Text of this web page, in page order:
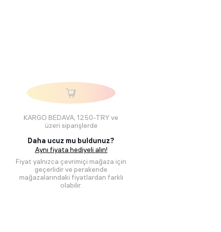
KARGO BEDAVA, 1250-TRY ve
üzeri siparişlerde
Daha ucuz mu buldunuz?
Aynı fiyata hediyeli alın!
Fiyat yalnızca çevrimiçi mağaza için
geçerlidir ve perakende
mağazalarındaki fiyatlardan farklı
olabilir.